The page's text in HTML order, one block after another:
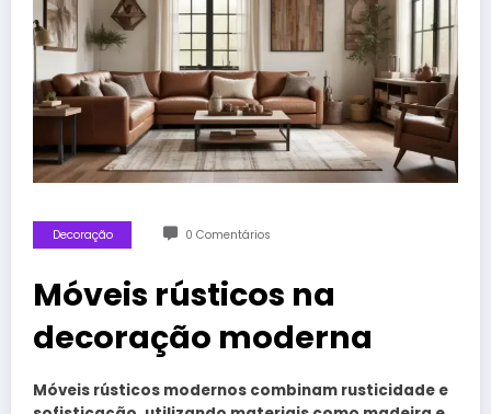
Decoração 0 Comentários
Móveis rústicos na
decoração moderna
Móveis rústicos modernos combinam rusticidade e